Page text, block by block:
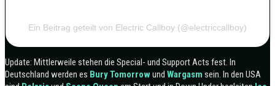
Ein Beitrag geteilt von Electric Callboy (@electriccallboy)
Update: Mittlerweile stehen die Special- und Support Acts fest. In
Deutschland werden es Bury Tomorrowund Wargasm sein. In den USA